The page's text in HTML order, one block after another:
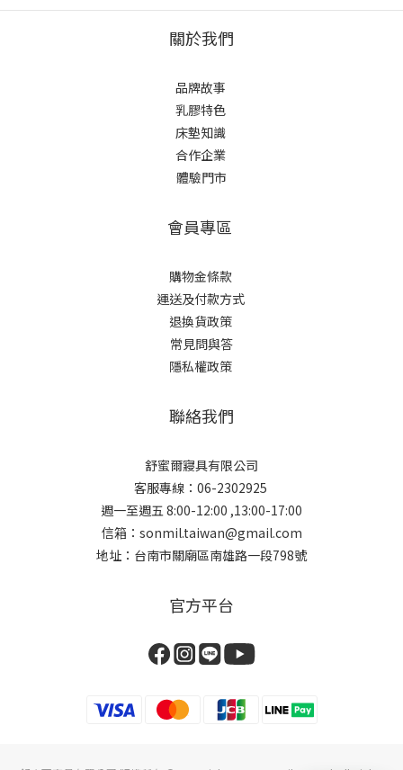
關於我們
品牌故事
乳膠特色
床墊知識
合作企業
體驗門市
會員專區
購物金條款
運送及付款方式
退換貨政策
常見問與答
隱私權政策
聯絡我們
舒蜜爾寢具有限公司
客服專線：06-2302925
週一至週五 8:00-12:00 ,13:00-17:00
信箱：sonmil.taiwan@gmail.com
地址：台南市關廟區南雄路一段798號
官方平台